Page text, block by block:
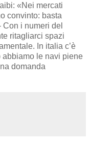
«Nei mercati
convinto: basta
i numeri del
ritagliarci spazi
In italia c’è
abbiamo le navi piene
domanda